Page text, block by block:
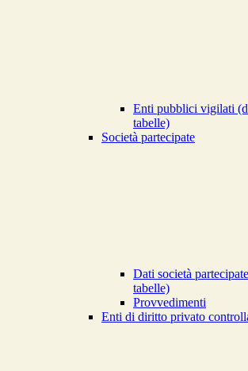
Enti pubblici vigilati
tabelle)
Società partecipate
Dati società
tabelle)
Provvedimenti
Enti di diritto privato